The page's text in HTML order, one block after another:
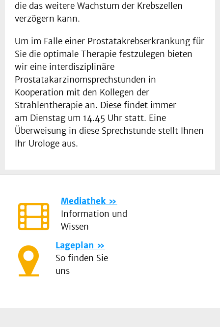
die das weitere Wachstum der Krebszellen
verzögern kann.
Um im Falle einer Prostatakrebserkrankung für
Sie die optimale Therapie festzulegen bieten
wir eine interdisziplinäre
Prostatakarzinomsprechstunden in
Kooperation mit den Kollegen der
Strahlentherapie an. Diese findet immer
am Dienstag um 14.45 Uhr statt. Eine
Überweisung in diese Sprechstunde stellt Ihnen
Ihr Urologe aus.
Mediathek
Information und
Wissen
Lageplan
So finden Sie
uns